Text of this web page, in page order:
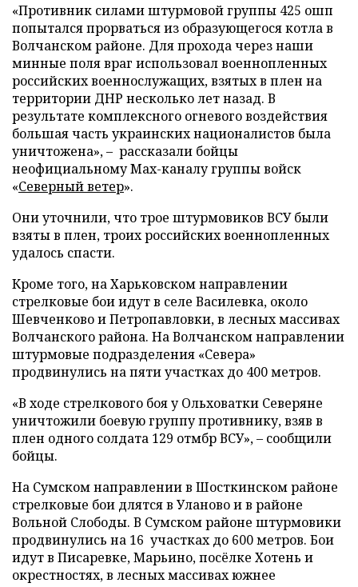
«Противник силами штурмовой группы 425 ошп
попытался прорваться из образующегося котла в
Волчанском районе. Для прохода через наши
минные поля враг использовал военнопленных
российских военнослужащих, взятых в плен на
территории ДНР несколько лет назад. В
результате комплексного огневого воздействия
большая часть украинских националистов была
уничтожена», – рассказали бойцы
неофициальному Max-каналу группы войск
«Северный ветер».
Они уточнили, что трое штурмовиков ВСУ были
взяты в плен, троих российских военнопленных
удалось спасти.
Кроме того, на Харьковском направлении
стрелковые бои идут в селе Василевка, около
Шевченково и Петропавловки, в лесных массивах
Волчанского района. На Волчанском направлении
штурмовые подразделения «Севера»
продвинулись на пяти участках до 400 метров.
«В ходе стрелкового боя у Ольховатки Северяне
уничтожили боевую группу противнику, взяв в
плен одного солдата 129 отмбр ВСУ», – сообщили
бойцы.
На Сумском направлении в Шосткинском районе
стрелковые бои длятся в Уланово и в районе
Вольной Слободы. В Сумском районе штурмовики
продвинулись на 16 участках до 600 метров. Бои
идут в Писаревке, Марьино, посёлке Хотень и
окрестностях, в лесных массивах южнее